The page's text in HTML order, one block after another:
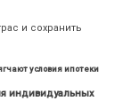
и сохранить
условия ипотеки
индивидуальных